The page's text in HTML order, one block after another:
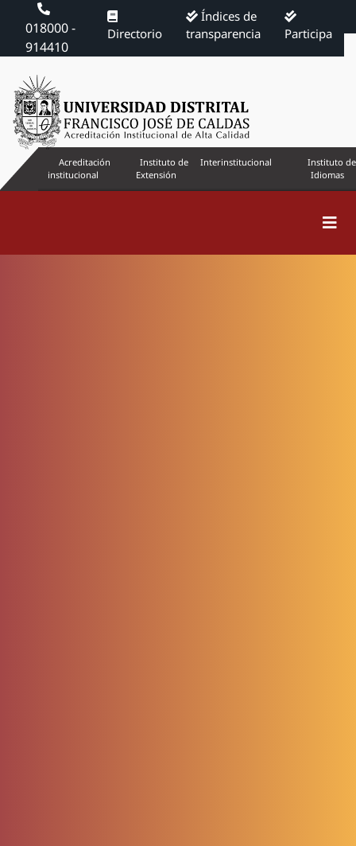
018000 -
914410
Directorio
Índices de
transparencia
Participa
Acreditación
institucional
Instituto de
Extensión
Interinstitucional
Instituto de
Idiomas